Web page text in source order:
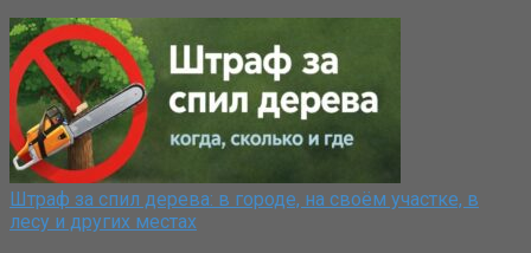
Штраф за спил дерева: в городе, на своём участке, в
лесу и других местах